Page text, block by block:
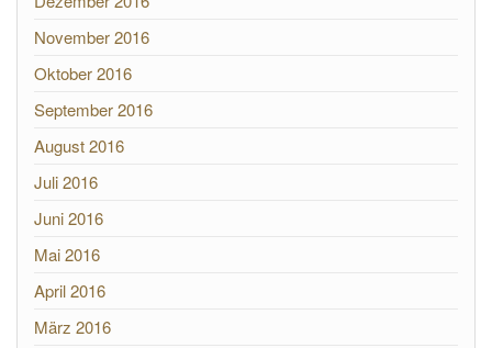
November 2016
Oktober 2016
September 2016
August 2016
Juli 2016
Juni 2016
Mai 2016
April 2016
März 2016